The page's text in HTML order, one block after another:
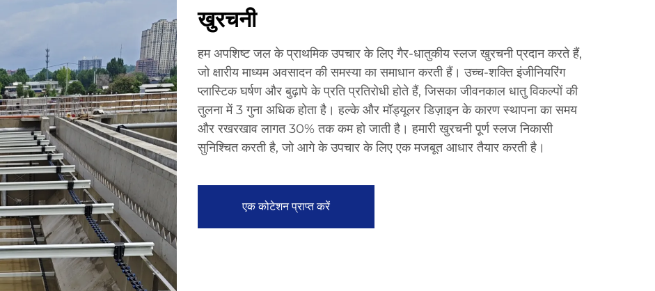
खुरचनी
हम अपशिष्ट जल के प्राथमिक उपचार के लिए गैर-धातुकीय स्लज खुरचनी प्रदान करते हैं,
जो क्षारीय माध्यम अवसादन की समस्या का समाधान करती हैं। उच्च-शक्ति इंजीनियरिंग
प्लास्टिक घर्षण और बुढ़ापे के प्रति प्रतिरोधी होते हैं, जिसका जीवनकाल धातु विकल्पों की
तुलना में 3 गुना अधिक होता है। हल्के और मॉड्यूलर डिज़ाइन के कारण स्थापना का समय
और रखरखाव लागत 30% तक कम हो जाती है। हमारी खुरचनी पूर्ण स्लज निकासी
सुनिश्चित करती है, जो आगे के उपचार के लिए एक मजबूत आधार तैयार करती है।
एक कोटेशन प्राप्त करें